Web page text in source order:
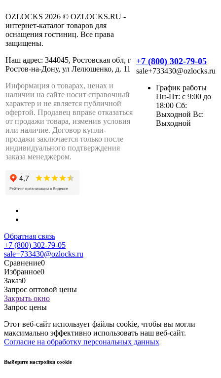
OZLOCKS 2026 © OZLOCKS.RU -
интернет-каталог товаров для
оснащения гостиниц. Все права
защищены.
Наш адрес: 344045, Ростовская обл, г
Ростов-на-Дону, ул Лелюшенко, д. 11
Информация о товарах, ценах и
наличии на сайте носит справочный
характер и не является публичной
офертой. Продавец вправе отказаться
от продажи товара, изменив условия
или наличие. Договор купли-
продажи заключается только после
индивидуального подтверждения
заказа менеджером.
+7 (800) 302-79-05
sale+733430@ozlocks.ru
График работы
Пн-Пт: с 9:00 до
18:00 Сб:
Выходной Вс:
Выходной
Обратная связь
+7 (800) 302-79-05
sale+733430@ozlocks.ru
Сравнение0
Избранное0
Заказ0
Запрос оптовой цены
Закрыть окно
Запрос цены
Этот веб-сайт использует файлы cookie, чтобы вы могли
максимально эффективно использовать наш веб-сайт.
Согласие на обработку персональных данных
Выберите настройки cookie